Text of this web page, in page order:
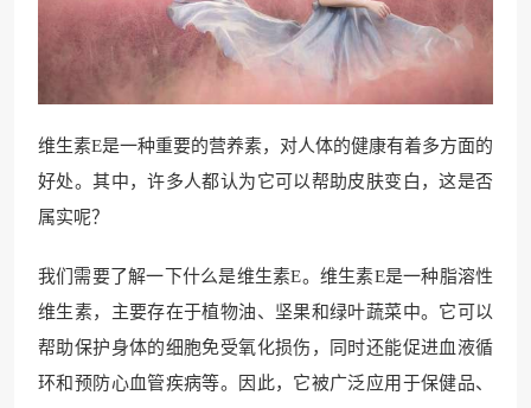
维生素E是一种重要的营养素，对人体的健康有着多方面的
好处。其中，许多人都认为它可以帮助皮肤变白，这是否
属实呢？
我们需要了解一下什么是维生素E。维生素E是一种脂溶性
维生素，主要存在于植物油、坚果和绿叶蔬菜中。它可以
帮助保护身体的细胞免受氧化损伤，同时还能促进血液循
环和预防心血管疾病等。因此，它被广泛应用于保健品、